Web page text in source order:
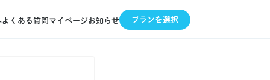
よくある質問マイページお知らせ プランを選択